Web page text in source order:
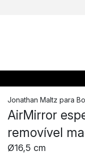
Jonathan Maltz para
AirMirror
removível
Ø16,5 cm